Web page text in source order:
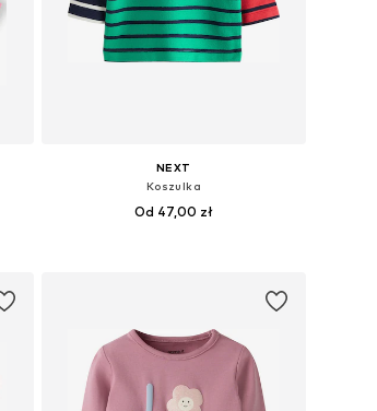
NEXT
Koszulka
Od 47,00 zł